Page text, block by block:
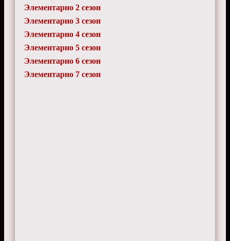
Элементарно 2 сезон
Элементарно 3 сезон
Элементарно 4 сезон
Элементарно 5 сезон
Элементарно 6 сезон
Элементарно 7 сезон